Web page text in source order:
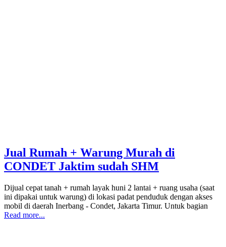
Jual Rumah + Warung Murah di
CONDET Jaktim sudah SHM
Dijual cepat tanah + rumah layak huni 2 lantai + ruang usaha (saat
ini dipakai untuk warung) di lokasi padat penduduk dengan akses
mobil di daerah Inerbang - Condet, Jakarta Timur. Untuk bagian
Read more...